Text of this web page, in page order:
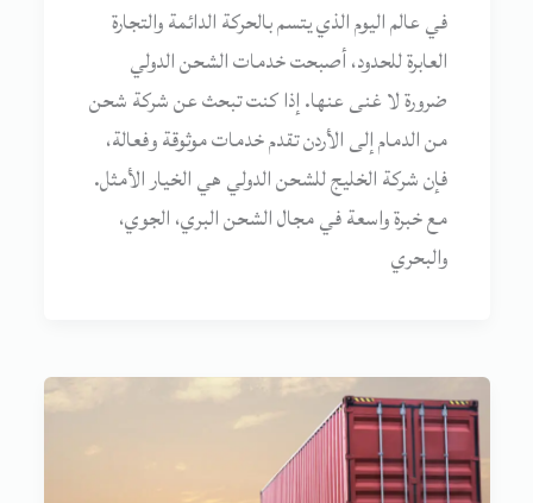
في عالم اليوم الذي يتسم بالحركة الدائمة والتجارة
العابرة للحدود، أصبحت خدمات الشحن الدولي
ضرورة لا غنى عنها. إذا كنت تبحث عن شركة شحن
من الدمام إلى الأردن تقدم خدمات موثوقة وفعالة،
فإن شركة الخليج للشحن الدولي هي الخيار الأمثل.
مع خبرة واسعة في مجال الشحن البري، الجوي،
والبحري